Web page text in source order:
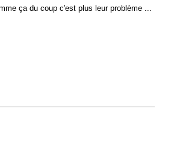
ça du coup c'est plus leur problème ...